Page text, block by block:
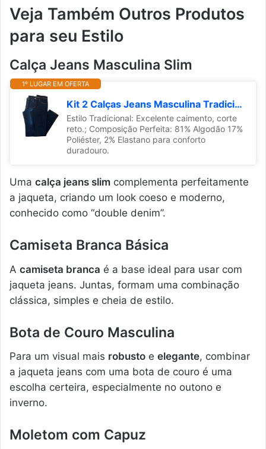
Veja Também Outros Produtos
para seu Estilo
Calça Jeans Masculina Slim
1º LUGAR EM OFERTA
Kit 2 Calças Jeans Masculina Tradicional (42, Azul Escuro c/Azul Médio)
Estilo Tradicional: Excelente caimento, corte
reto.; Composição Perfeita: 81% Algodão 17%
Poliéster, 2% Elastano para conforto
duradouro.
Uma calça jeans slim complementa perfeitamente
a jaqueta, criando um look coeso e moderno,
conhecido como “double denim”.
Camiseta Branca Básica
A camiseta branca é a base ideal para usar com
jaqueta jeans. Juntas, formam uma combinação
clássica, simples e cheia de estilo.
Bota de Couro Masculina
Para um visual mais robusto e elegante, combinar
a jaqueta jeans com uma bota de couro é uma
escolha certeira, especialmente no outono e
inverno.
Moletom com Capuz